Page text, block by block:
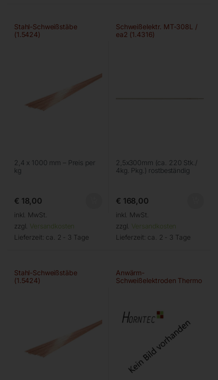
Stahl-Schweißstäbe
(1.5424)
2,4 x 1000 mm – Preis per
kg
€ 18,00
inkl. MwSt.
zzgl. Versandkosten
Lieferzeit: ca. 2 - 3 Tage
Schweißelektr. MT-308L /
ea2 (1.4316)
2,5x300mm (ca. 220 Stk./
4kg. Pkg.) rostbeständig
€ 168,00
inkl. MwSt.
zzgl. Versandkosten
Lieferzeit: ca. 2 - 3 Tage
Stahl-Schweißstäbe
(1.5424)
Anwärm-
Schweißelektroden Thermo